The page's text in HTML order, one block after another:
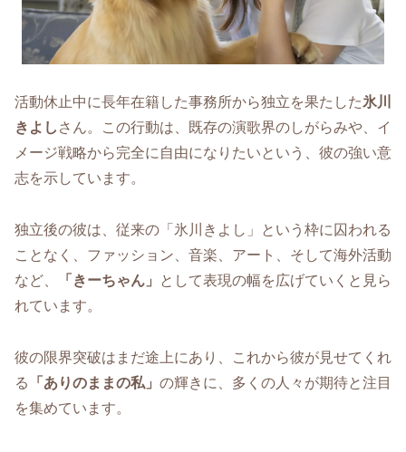
活動休止中に長年在籍した事務所から独立を果たした氷川
きよし さん。この行動は、既存の演歌界のしがらみや、イ
メージ戦略から完全に自由になりたいという、彼の強い意
志を示しています。
独立後の彼は、従来の「氷川きよし」という枠に囚われる
ことなく、ファッション、音楽、アート、そして海外活動
など、
「きーちゃん」
として表現の幅を広げていくと見ら
れています。
彼の限界突破はまだ途上にあり、これから彼が見せてくれ
る
「ありのままの私」 の輝きに、多くの人々が期待と注目
を集めています。